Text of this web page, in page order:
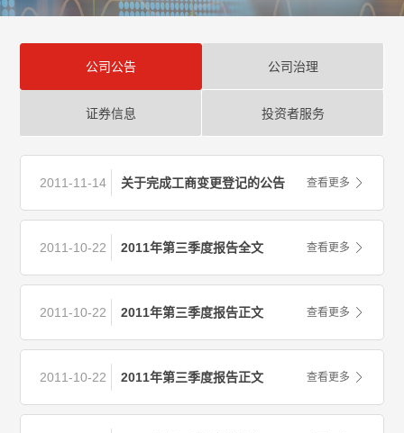
公司公告 公司治理
证券信息 投资者服务
2011-11-14 关于完成工商变更登记的公告 查看更多
2011-10-22 2011年第三季度报告全文 查看更多
2011-10-22 2011年第三季度报告正文 查看更多
2011-10-22 2011年第三季度报告正文 查看更多